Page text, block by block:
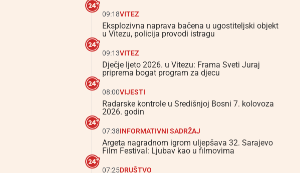
09:18VITEZ
Eksplozivna naprava bačena u ugostiteljski objekt
u Vitezu, policija provodi istragu
09:13VITEZ
Dječje ljeto 2026. u Vitezu: Frama Sveti Juraj
priprema bogat program za djecu
08:00VIJESTI
Radarske kontrole u Središnjoj Bosni 7. kolovoza
2026. godin
07:38INFORMATIVNI SADRŽAJ
Argeta nagradnom igrom uljepšava 32. Sarajevo
Film Festival: Ljubav kao u filmovima
07:25DRUŠTVO